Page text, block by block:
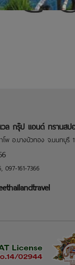
วล กรุ๊ป แอนด์ ทรานส
พ อ.บางบัวทอง จ.นนทบุรี
161-7366